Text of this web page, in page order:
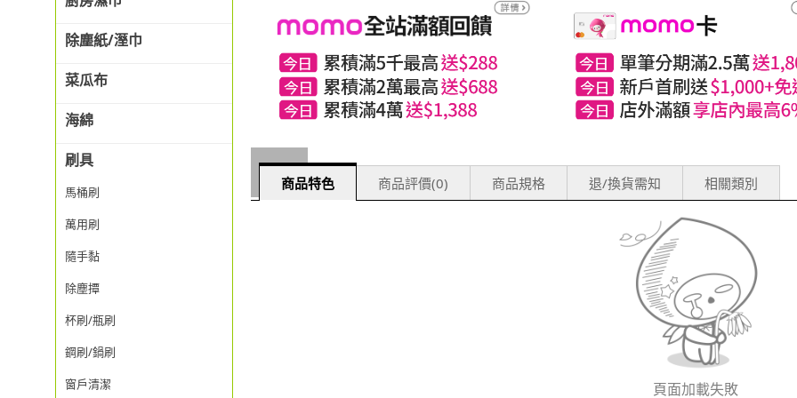
除塵紙/溼巾
菜瓜布
海綿
刷具
馬桶刷
萬用刷
隨手黏
除塵撢
杯刷/瓶刷
鋼刷/鍋刷
窗戶清潔
商品特色 商品評價(0) 商品規格 退/換貨需知 相關類別
頁面加載失敗